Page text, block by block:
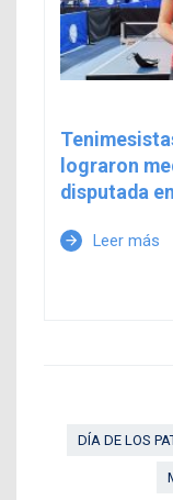
lograron
disputada
arrow_forward Leer más
DÍA DE LOS